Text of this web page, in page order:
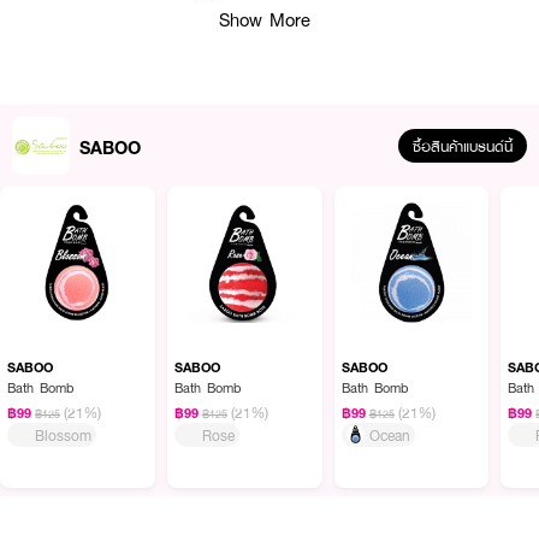
เทผงฟองบาธพาวเดอร์ลงในอ่างอาบน้ำที่แห้งหรือมีน้ำเล็กน้อย เปิดน้ำลงในอ่าง
หรือฉีดน้ำที่มีความแรง เพื่อให้เกิดฟองในปริมาณมากตามต้องการ แช่ตัวเล่นฟอง
ปริมาณแนะนำ: 1 ซอง ต่อการใช้ 1 ครั้ง (อ่างมาตรฐาน)
Show More
SABOO ซื้อสินค้าแบรนด์นี้
SABOO
Bath Bomb
฿99 ฿125 (21%)
Blossom
SABOO
Bath Bomb
฿99 ฿125 (21%)
Rose
SABOO
Bath Bomb
฿99 ฿125 (21%)
Ocean
Bath
฿99